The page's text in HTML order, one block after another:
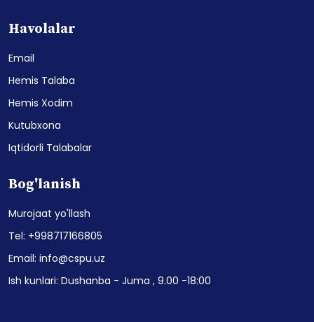
Havolalar
Email
Hemis Talaba
Hemis Xodim
Kutubxona
Iqtidorli Talabalar
Bog'lanish
Murojaat yo'llash
Tel: +998717166805
Email: info@cspu.uz
Ish kunlari: Dushanba - Juma , 9.00 -18:00